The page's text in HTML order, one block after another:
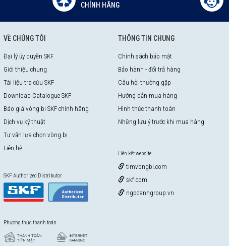
CHÍNH HÃNG
VỀ CHÚNG TÔI
Đại lý ủy quyền SKF
Giới thiệu chung
Tài liệu tra cứu SKF
Download Catalogue SKF
Báo giá vòng bi SKF chính hãng
Dịch vụ kỹ thuật
Tư vấn lựa chọn vòng bi
Liên hệ
SKF Authorized Distributor
Phương thức thanh toán
THÔNG TIN CHUNG
Chính sách bảo mật
Bảo hành - đổi trả hàng
Câu hỏi thường gặp
Hướng dẫn mua hàng
Hình thức thanh toán
Những lưu ý trước khi mua hàng
Liên kết website
timvongbi.com
skf.com
ngocanhgroup.vn